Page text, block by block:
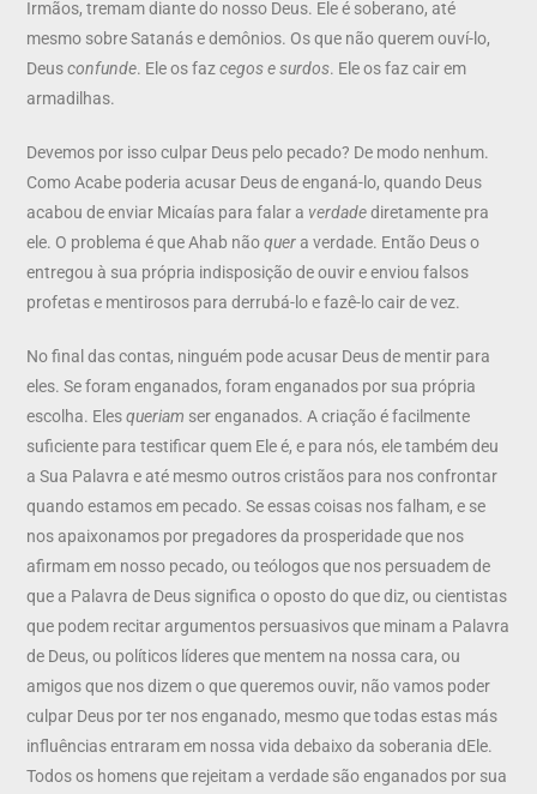
Irmãos, tremam diante do nosso Deus. Ele é soberano, até
mesmo sobre Satanás e demônios. Os que não querem ouví-lo,
Deusconfunde. Ele os fazcegos e surdos. Ele os faz cair em
armadilhas.
Devemos por isso culpar Deus pelo pecado? De modo nenhum.
Como Acabe poderia acusar Deus de enganá-lo, quando Deus
acabou de enviar Micaías para falar a verdadediretamente pra
ele. O problema é que Ahab nãoquera verdade. Então Deus o
entregou à sua própria indisposição de ouvir e enviou falsos
profetas e mentirosos para derrubá-lo e fazê-lo cair de vez.
No final das contas, ninguém pode acusar Deus de mentir para
eles. Se foram enganados, foram enganados por sua própria
escolha. Elesqueriam ser enganados. A criação é facilmente
suficiente para testificar quem Ele é, e para nós, ele também deu
a Sua Palavra e até mesmo outros cristãos para nos confrontar
quando estamos em pecado. Se essas coisas nos falham, e se
nos apaixonamos por pregadores da prosperidade que nos
afirmam em nosso pecado, ou teólogos que nos persuadem de
que a Palavra de Deus significa o oposto do que diz, ou cientistas
que podem recitar argumentos persuasivos que minam a Palavra
de Deus, ou políticos líderes que mentem na nossa cara, ou
amigos que nos dizem o que queremos ouvir, não vamos poder
culpar Deus por ter nos enganado, mesmo que todas estas más
influências entraram em nossa vida debaixo da soberania dEle.
Todos os homens que rejeitam a verdade são enganados por sua